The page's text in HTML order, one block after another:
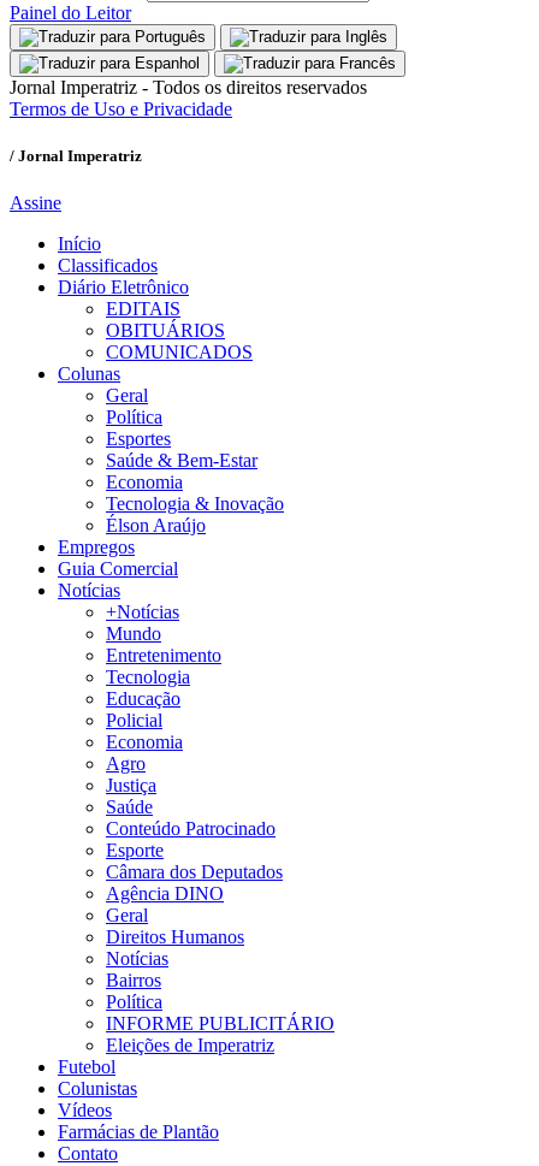
Painel do Leitor
Jornal Imperatriz - Todos os direitos reservados
Termos de Uso e Privacidade
/ Jornal Imperatriz
Assine
Início
Classificados
Diário Eletrônico
EDITAIS
OBITUÁRIOS
COMUNICADOS
Colunas
Geral
Política
Esportes
Saúde & Bem-Estar
Economia
Tecnologia & Inovação
Élson Araújo
Empregos
Guia Comercial
Notícias
+Notícias
Mundo
Entretenimento
Tecnologia
Educação
Policial
Economia
Agro
Justiça
Saúde
Conteúdo Patrocinado
Esporte
Câmara dos Deputados
Agência DINO
Geral
Direitos Humanos
Notícias
Bairros
Política
INFORME PUBLICITÁRIO
Eleições de Imperatriz
Futebol
Colunistas
Vídeos
Farmácias de Plantão
Contato